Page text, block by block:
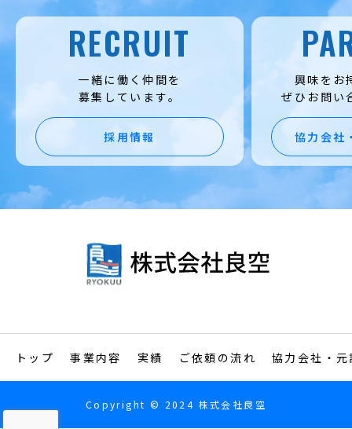
RECRUIT
一緒に働く仲間を
募集しています。
採用情報
興味をお
ぜひお問い
協力会社
トップ 事業内容 実績 ご依頼の流れ 協力会社・
Copyright © 2024 株式会社良空